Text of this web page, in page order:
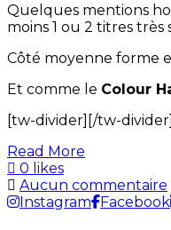
Quelques mentions
moins 1 ou 2 titres très
Côté moyenne forme
Et comme le Colour
[tw-divider][/tw-divider]
Read More
0 likes
Aucun commentaire
Instagram
Facebook